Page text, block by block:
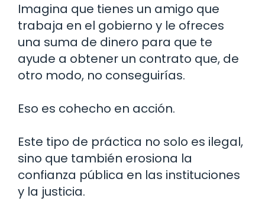
Imagina que tienes un amigo que
trabaja en el gobierno y le ofreces
una suma de dinero para que te
ayude a obtener un contrato que, de
otro modo, no conseguirías.
Eso es cohecho en acción.
Este tipo de práctica no solo es ilegal,
sino que también erosiona la
confianza pública en las instituciones
y la justicia.